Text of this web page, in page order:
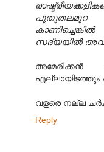
പുതുതലമുറ
സദ്യയിൽ അവർ
അമേരിക്കന്‍
എല്ലായിടത്തും
വളരെ നല്ല
Reply